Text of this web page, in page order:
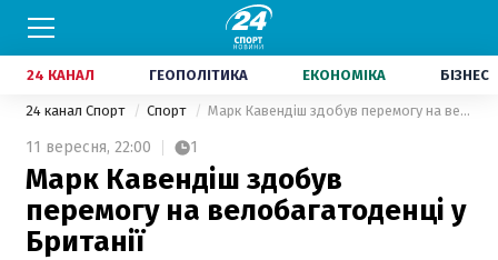
24 КАНАЛ ГЕОПОЛІТИКА ЕКОНОМІКА БІЗНЕС
24 канал Спорт Спорт Марк Кавендіш здобув перемогу на велобагатоденці у Британії
11 вересня, 22:00 1
Марк Кавендіш здобув
перемогу на велобагатоденці у
Британії